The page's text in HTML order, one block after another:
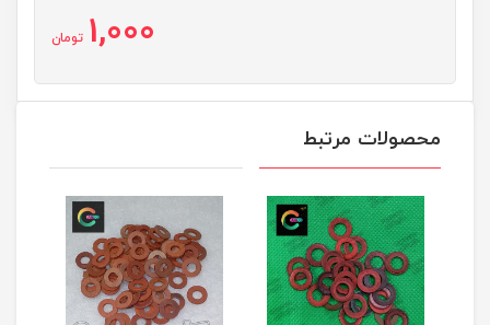
1,000 تومان
محصولات مرتبط